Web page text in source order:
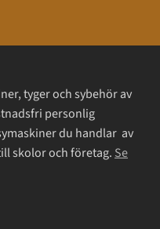
tyger och sybehör av
personlig
du handlar av
skolor och företag. Se